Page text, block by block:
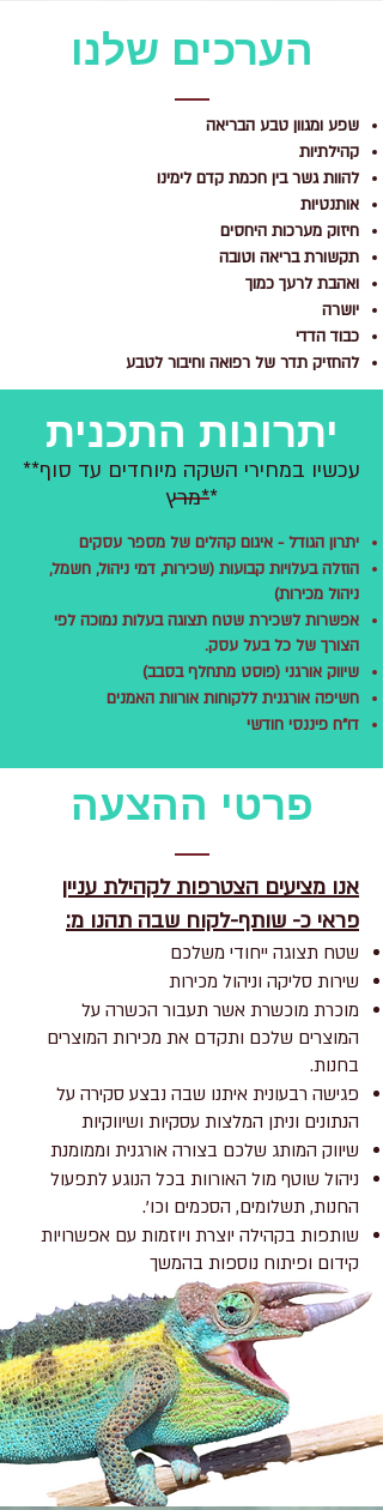
הערכים שלנו
שפע ומגוון טבע הבריאה
קהילתיות
להוות גשר בין חכמת קדם לימינו
אותנטיות
חיזוק מערכות היחסים
תקשורת בריאה וטובה
ואהבת לרעך כמוך
יושרה
כבוד הדדי
להחזיק תדר של רפואה וחיבור לטבע
יתרונות התכנית
יתרון הגודל - איגום קהלים של מספר עסקים
הוזלה בעלויות קבועות (שכירות, דמי ניהול, חשמל,
ניהול מכירות)
אפשרות לשכירת שטח תצוגה בעלות נמוכה לפי
הצורך של כל בעל עסק.
שיווק אורגני (פוסט מתחלף בסבב)
חשיפה אורגנית ללקוחות אורוות האמנים
דו"ח פיננסי חודשי
**עכשיו במחירי השקה מיוחדים עד סוף
מרץ**
פרטי ההצעה
אנו מציעים הצטרפות לקהילת עניין
פראי כ- שותף-לקוח שבה תהנו מ:
שטח תצוגה ייחודי משלכם
שירות סליקה וניהול מכירות
מוכרת מוכשרת אשר תעבור הכשרה על
המוצרים שלכם ותקדם את מכירות המוצרים
בחנות.
פגישה רבעונית איתנו שבה נבצע סקירה על
הנתונים וניתן המלצות עסקיות ושיווקיות
שיווק המותג שלכם בצורה אורגנית וממומנת
ניהול שוטף מול האורוות בכל הנוגע לתפעול
החנות, תשלומים, הסכמים וכו'.
שותפות בקהילה יוצרת ויוזמות עם אפשרויות
קידום ופיתוח נוספות בהמשך